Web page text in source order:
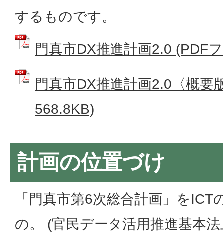
するものです。
門真市DX推進計画2.0 (PDF
門真市DX推進計画2.0〈概要
568.8KB)
計画の位置づけ
「門真市第6次総合計画」を
の。 (官民データ活用推進基本